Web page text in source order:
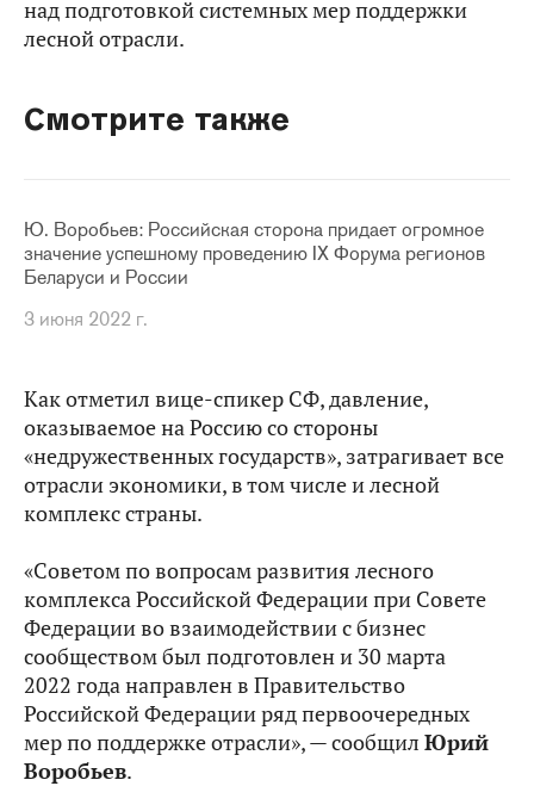
над подготовкой системных мер поддержки
лесной отрасли.
Смотрите также
Ю. Воробьев: Российская сторона придает огромное
значение успешному проведению IX Форума регионов
Беларуси и России
3 июня 2022 г.
Как отметил вице-спикер СФ, давление,
оказываемое на Россию со стороны
«недружественных государств», затрагивает все
отрасли экономики, в том числе и лесной
комплекс страны.
«Советом по вопросам развития лесного
комплекса Российской Федерации при Совете
Федерации во взаимодействии с бизнес
сообществом был подготовлен и 30 марта
2022 года направлен в Правительство
Российской Федерации ряд первоочередных
мер по поддержке отрасли», — сообщил Юрий
Воробьев.